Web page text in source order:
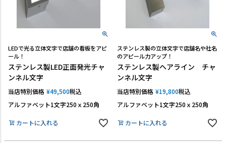
よくある質問
プライバシーポリシー
特定商取引法表示
LEDで光る立体文字で店舗の看板をアピ
ール！
ステンレス製LED正面発光チャ
ンネル文字
当店特別価格 ¥49,500税込
アルファベット1文字250ｘ250角
カートに入れる
ステンレス製の立体文字で店舗名や社名
のアピール力アップ！
ステンレス製ヘアライン チャ
ンネル文字
当店特別価格 ¥19,800税込
アルファベット1文字250ｘ250角
カートに入れる